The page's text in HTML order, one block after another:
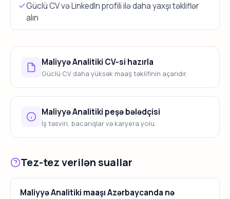
Güclü CV və LinkedIn profili ilə daha yaxşı təkliflər
alın
Maliyyə Analitiki CV-si hazırla
Güclü CV daha yüksək maaş təklifinin açarıdır.
Maliyyə Analitiki peşə bələdçisi
İş təsviri, bacarıqlar və karyera yolu.
Tez-tez verilən suallar
Maliyyə Analitiki maaşı Azərbaycanda nə